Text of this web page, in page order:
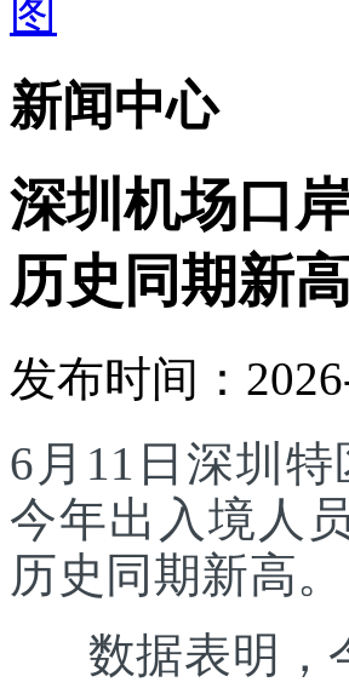
新闻中心
深圳机场口
历史同期新
发布时间：
6月11日深圳
今年出入境人
历史同期新高。
数据表明，